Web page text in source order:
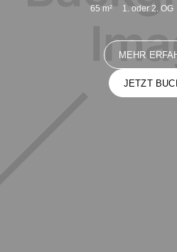
65 m² 1. oder 2. OG
MEHR
JETZT